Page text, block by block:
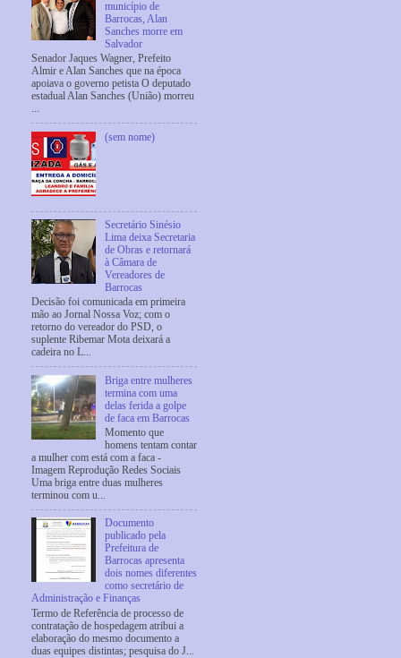
município de
Barrocas, Alan
Sanches morre em
Salvador
Senador Jaques Wagner, Prefeito
Almir e Alan Sanches que na época
apoiava o governo petista O deputado
estadual Alan Sanches (União) morreu
...
(sem nome)
Secretário Sinésio
Lima deixa Secretaria
de Obras e retornará
à Câmara de
Vereadores de
Barrocas
Decisão foi comunicada em primeira
mão ao Jornal Nossa Voz; com o
retorno do vereador do PSD, o
suplente Ribemar Mota deixará a
cadeira no L...
Briga entre mulheres
termina com uma
delas ferida a golpe
de faca em Barrocas
Momento que
homens tentam contar
a mulher com está com a faca -
Imagem Reprodução Redes Sociais
Uma briga entre duas mulheres
terminou com u...
Documento
publicado pela
Prefeitura de
Barrocas apresenta
dois nomes diferentes
como secretário de
Administração e Finanças
Termo de Referência de processo de
contratação de hospedagem atribui a
elaboração do mesmo documento a
duas equipes distintas; pesquisa do J...